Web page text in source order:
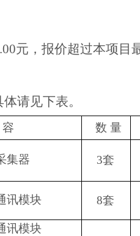
元，报价超过本项目
请见下表。
容 数 量
集器 3套
讯模块 8套
讯模块